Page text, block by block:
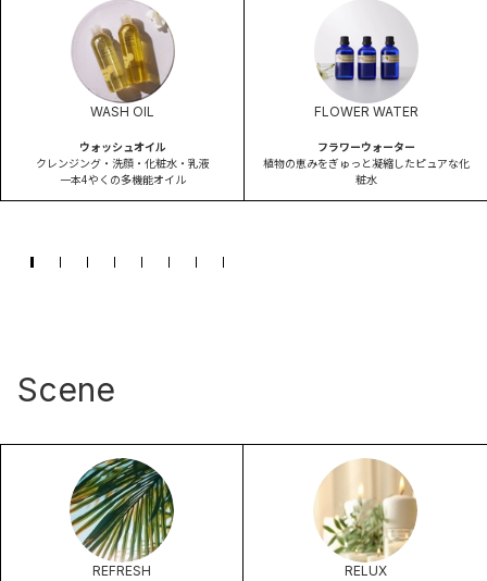
WASH OIL
ウォッシュオイル
クレンジング・洗顔・化粧水・乳液
一本4やくの多機能オイル
FLOWER WATER
フラワーウォーター
植物の恵みをぎゅっと凝縮したピュアな化
粧水
Scene
REFRESH RELUX